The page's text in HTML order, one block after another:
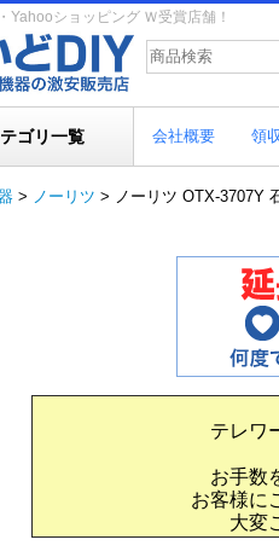
Yahooショッピング Ｗ受賞店舗！
ゴリ一覧 会社概要 領
> ノーリツ > ノーリツ OTX-3707Y
テレワ
お手数
お客様に
大変